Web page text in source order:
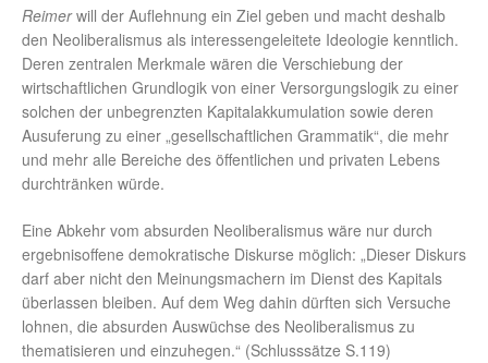
Reimerwill der Auflehnung ein Ziel geben und macht deshalb
den Neoliberalismus als interessengeleitete Ideologie kenntlich.
Deren zentralen Merkmale wären die Verschiebung der
wirtschaftlichen Grundlogik von einer Versorgungslogik zu einer
solchen der unbegrenzten Kapitalakkumulation sowie deren
Ausuferung zu einer „gesellschaftlichen Grammatik“, die mehr
und mehr alle Bereiche des öffentlichen und privaten Lebens
durchtränken würde.
Eine Abkehr vom absurden Neoliberalismus wäre nur durch
ergebnisoffene demokratische Diskurse möglich: „Dieser Diskurs
darf aber nicht den Meinungsmachern im Dienst des Kapitals
überlassen bleiben. Auf dem Weg dahin dürften sich Versuche
lohnen, die absurden Auswüchse des Neoliberalismus zu
thematisieren und einzuhegen.“ (Schlusssätze S.119)